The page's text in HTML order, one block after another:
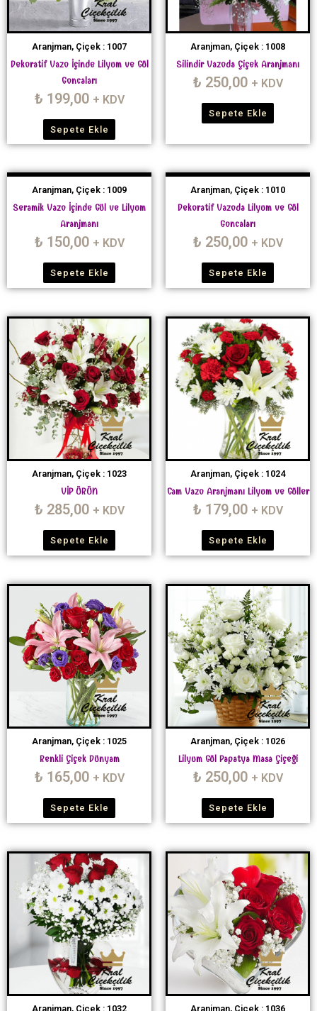
Aranjman, Çiçek : 1007
Dekoratif Vazo İçinde Lilyum ve Gül
Goncaları
₺ 199,00 + KDV
Sepete Ekle
Aranjman, Çiçek : 1008
Silindir Vazoda Çiçek Aranjmanı
₺ 250,00 + KDV
Sepete Ekle
Aranjman, Çiçek : 1009
Seramik Vazo İçinde Gül ve Lilyum
Aranjmanı
₺ 150,00 + KDV
Sepete Ekle
Aranjman, Çiçek : 1010
Dekoratif Vazoda Lilyum ve Gül
Goncaları
₺ 250,00 + KDV
Sepete Ekle
Aranjman, Çiçek : 1023
VİP ÜRÜN
₺ 285,00 + KDV
Sepete Ekle
Aranjman, Çiçek : 1024
Cam Vazo Aranjmanı Lilyum ve Güller
₺ 179,00 + KDV
Sepete Ekle
Aranjman, Çiçek : 1025
Renkli Çiçek Dünyam
₺ 165,00 + KDV
Sepete Ekle
Aranjman, Çiçek : 1026
Lilyum Gül Papatya Masa Çiçeği
₺ 250,00 + KDV
Sepete Ekle
Aranjman, Çiçek : 1032 Aranjman, Çiçek : 1036